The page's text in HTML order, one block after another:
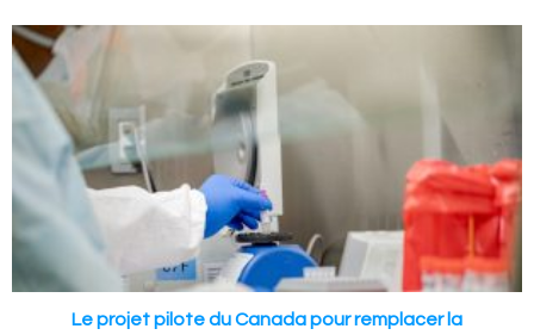
Le projet pilote du Canada pour remplacer la